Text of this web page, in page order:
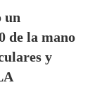
un
de la mano
y